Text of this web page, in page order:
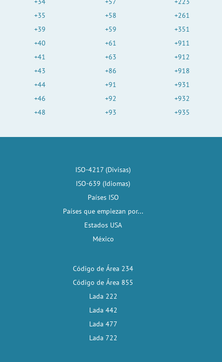
+35
+39
+40
+41
+43
+44
+46
+48
+58
+59
+61
+63
+86
+91
+92
+93
+261
+351
+911
+912
+918
+931
+932
+935
ISO-4217 (Divisas)
ISO-639 (Idiomas)
Países ISO
Países que empiezan por...
Estados USA
México
Código de Área 234
Código de Área 855
Lada 222
Lada 442
Lada 477
Lada 722